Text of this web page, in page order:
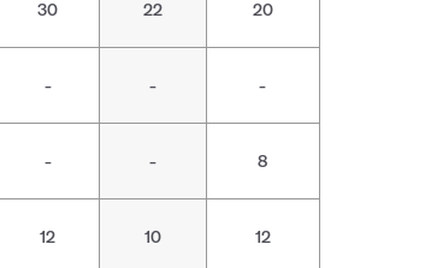
30 22 20
- - -
- - 8
12 10 12